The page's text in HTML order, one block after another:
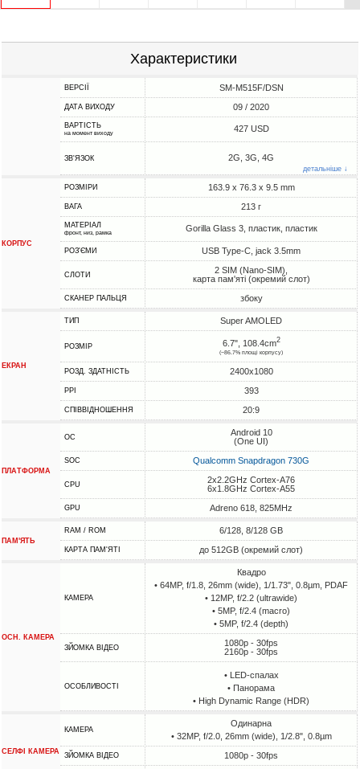
Характеристики
ВЕРСІЇ SM-M515F/DSN
ДАТА ВИХОДУ 09 / 2020
ВАРТІСТЬ
на момент виходу 427 USD
ЗВ'ЯЗОК 2G, 3G, 4G
детальніше ↓
КОРПУС
РОЗМІРИ 163.9 x 76.3 x 9.5 mm
ВАГА 213 г
МАТЕРІАЛ
фронт, низ, рамка Gorilla Glass 3, пластик, пластик
РОЗ'ЄМИ USB Type-C, jack 3.5mm
СЛОТИ
2 SIM (Nano-SIM),
карта пам'яті (окремий слот)
СКАНЕР ПАЛЬЦЯ збоку
ЕКРАН
ТИП Super AMOLED
РОЗМІР 6.7", 108.4cm2
(~86.7% площі корпусу)
РОЗД. ЗДАТНІСТЬ 2400x1080
PPI 393
СПІВВІДНОШЕННЯ 20:9
ПЛАТФОРМА
ОС
Android 10
(One UI)
SOC Qualcomm Snapdragon 730G
CPU
2x2.2GHz Cortex-A76
6x1.8GHz Cortex-A55
GPU Adreno 618, 825MHz
ПАМ'ЯТЬ
RAM / ROM 6/128, 8/128 GB
КАРТА ПАМ'ЯТІ до 512GB (окремий слот)
ОСН. КАМЕРА
КАМЕРА
Квадро
• 64MP, f/1.8, 26mm (wide), 1/1.73", 0.8µm, PDAF
• 12MP, f/2.2 (ultrawide)
• 5MP, f/2.4 (macro)
• 5MP, f/2.4 (depth)
ЗЙОМКА ВІДЕО
1080p - 30fps
2160p - 30fps
ОСОБЛИВОСТІ
• LED-спалах
• Панорама
• High Dynamic Range (HDR)
СЕЛФІ КАМЕРА
КАМЕРА
Одинарна
• 32MP, f/2.0, 26mm (wide), 1/2.8", 0.8µm
ЗЙОМКА ВІДЕО 1080p - 30fps